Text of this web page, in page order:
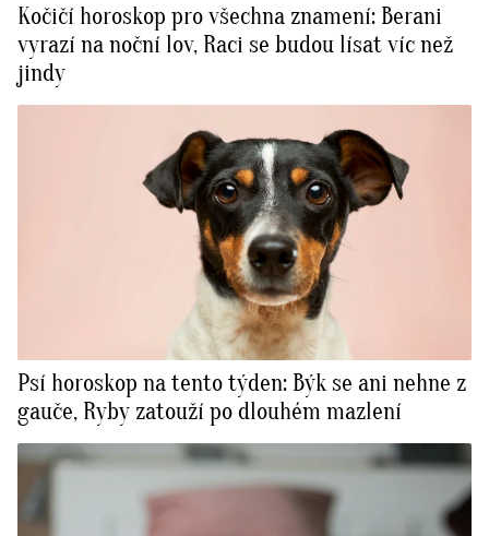
Kočičí horoskop pro všechna znamení: Berani
vyrazí na noční lov, Raci se budou lísat víc než
jindy
Psí horoskop na tento týden: Býk se ani nehne z
gauče, Ryby zatouží po dlouhém mazlení